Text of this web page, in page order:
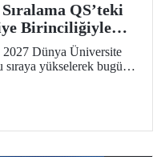
QS’teki
Birinciliğiyle
Dünya Üniversite
sıraya yükselerek bugüne
ilk sırada yer aldı.